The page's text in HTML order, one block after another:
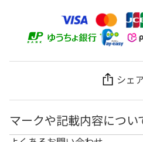
シェ
マークや記載内容につい